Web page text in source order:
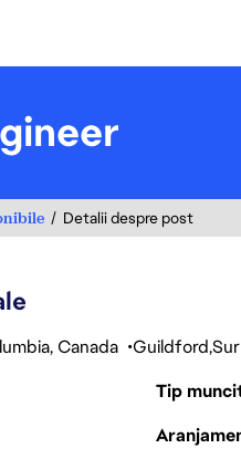
Detalii despre post
Canada Guildford
Tip